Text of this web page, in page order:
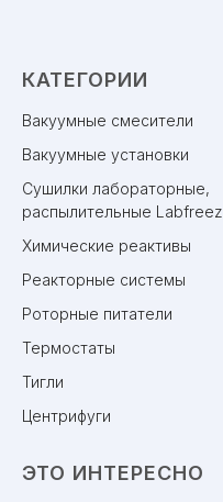
КАТЕГОРИИ
Вакуумные смесители
Вакуумные установки
Сушилки лабораторные,
распылительные Labfreez
Химические реактивы
Реакторные системы
Роторные питатели
Термостаты
Тигли
Центрифуги
ЭТО ИНТЕРЕСНО